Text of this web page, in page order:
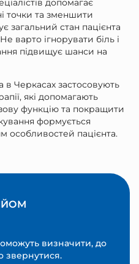
допомагає
точки та зменшити
загальний стан пацієнта
варто ігнорувати біль і
підвищує шанси на
Черкасах застосовують
які допомагають
функцію та покращити
формується
особливостей пацієнта.
визначити, до
звернутися.